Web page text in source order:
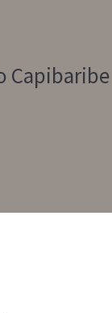
Capibaribe